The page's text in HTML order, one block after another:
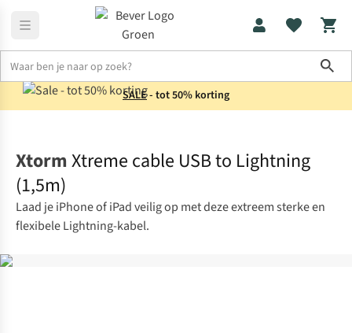
SALE- tot 50% korting
XtormXtreme cable USB to Lightning
(1,5m)
Laad je iPhone of iPad veilig op met deze extreem sterke en
flexibele Lightning-kabel.